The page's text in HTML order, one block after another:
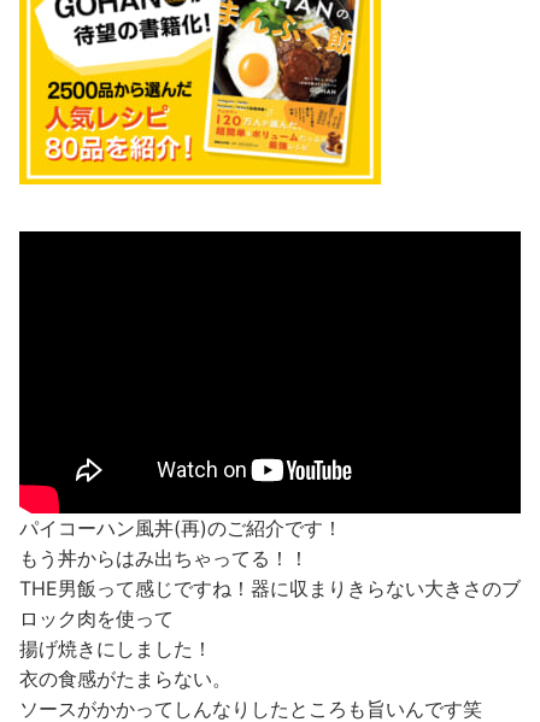
パイコーハン風丼(再)のご紹介です！
もう丼からはみ出ちゃってる！！
THE男飯って感じですね！ 器に収まりきらない大きさのブ
ロック肉を使って
揚げ焼きにしました！
衣の食感がたまらない。
ソースがかかってしんなりしたところも旨いんです笑